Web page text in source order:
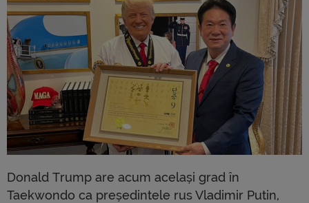
Donald Trump are acum același grad în
Taekwondo ca președintele rus Vladimir Putin,